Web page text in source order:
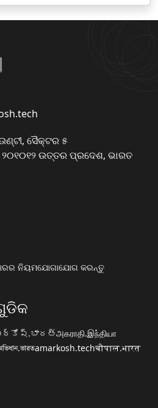
ସୈକ୍ଟର ୫
୨୦୧୦୧୨ ଉତ୍ତର ପ୍ରଦେଶ, ଭାରତ
ନିୟମଯୋଗାଯୋଗ କରନ୍ତୁ
அகராதி.இந்தியா
amarkosh.techचौपाल.भारत